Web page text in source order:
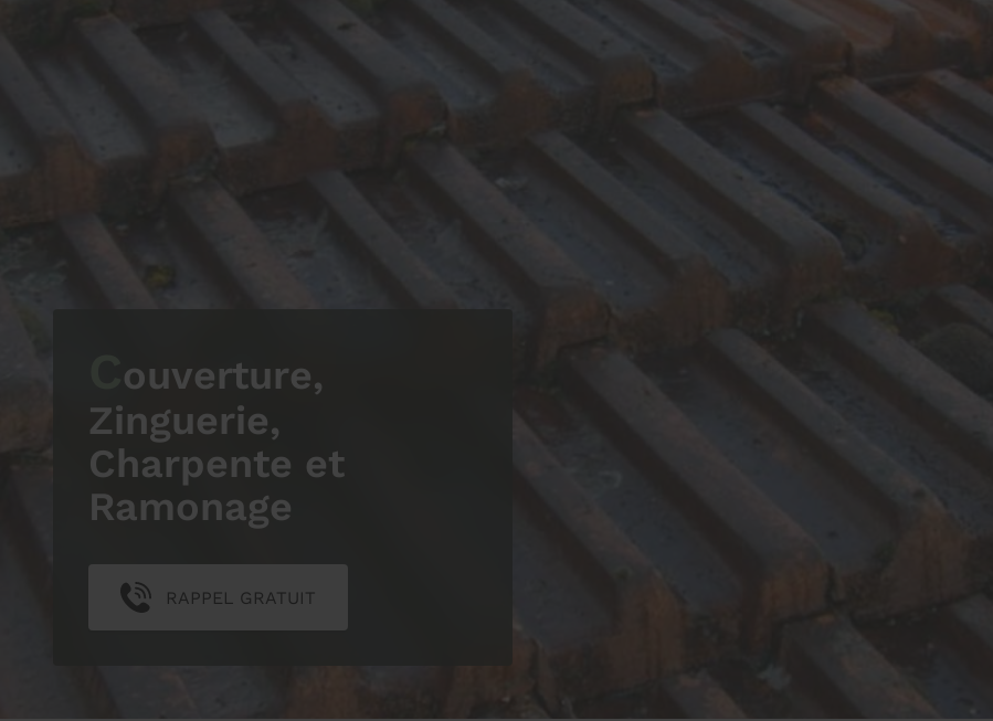
ouverture,
Zinguerie,
Charpente et
Ramonage
RAPPEL GRATUIT